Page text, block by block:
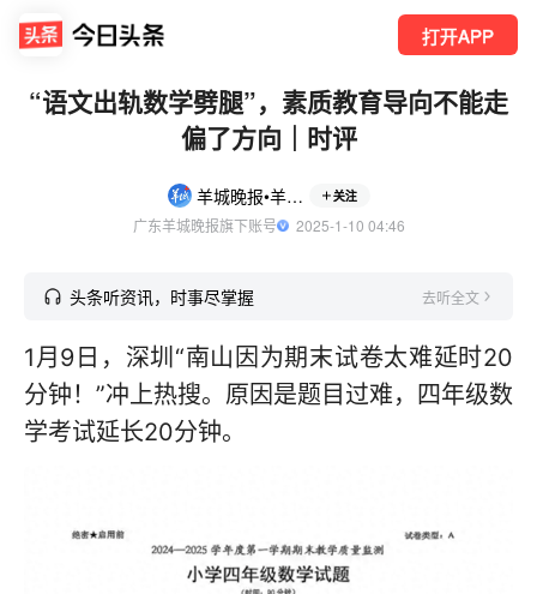
打开APP
“语文出轨数学劈腿”，素质教育导向不能走
偏了方向｜时评
羊城晚报•羊城派 关注
广东羊城晚报旗下账号
  2025-1-10 04:46
头条听资讯，时事尽掌握 去听全文
1月9日，深圳“南山因为期末试卷太难延时20
分钟！”冲上热搜。原因是题目过难，四年级数
学考试延长20分钟。